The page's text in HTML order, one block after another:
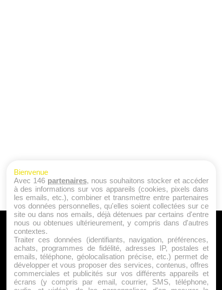
A PROPOS
Qui sommes nous ?
Mentions Légales
Publicité
Politique de Cookies
Bienvenue
Avec 146 partenaires, nous souhaitons stocker et accéder
à des informations sur vos appareils (cookies, pixels dans
les emails, etc.), combiner et transmettre entre partenaires
vos données personnelles, qu'elles soient collectées sur ce
site ou dans nos emails, déjà détenues par certains d'entre
nous ou obtenues ultérieurement, y compris dans d'autres
contextes.
Traiter ces données (identifiants, navigation, préférences,
achats, programmes de fidélité, adresses IP, postales et
emails, téléphone, géolocalisation précise, etc.) permet de
développer et vous proposer des services, contenus, offres
commerciales et publicités sur vos différents appareils et
écrans (y compris par email, courrier, SMS, téléphone,